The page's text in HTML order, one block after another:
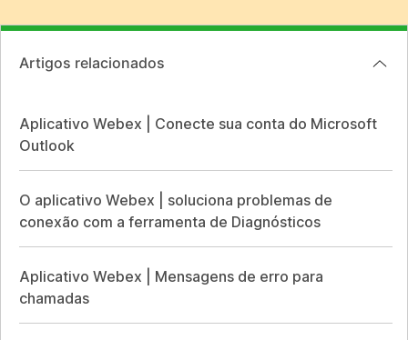
Artigos relacionados
Aplicativo Webex | Conecte sua conta do Microsoft
Outlook
O aplicativo Webex | soluciona problemas de
conexão com a ferramenta de Diagnósticos
Aplicativo Webex | Mensagens de erro para
chamadas